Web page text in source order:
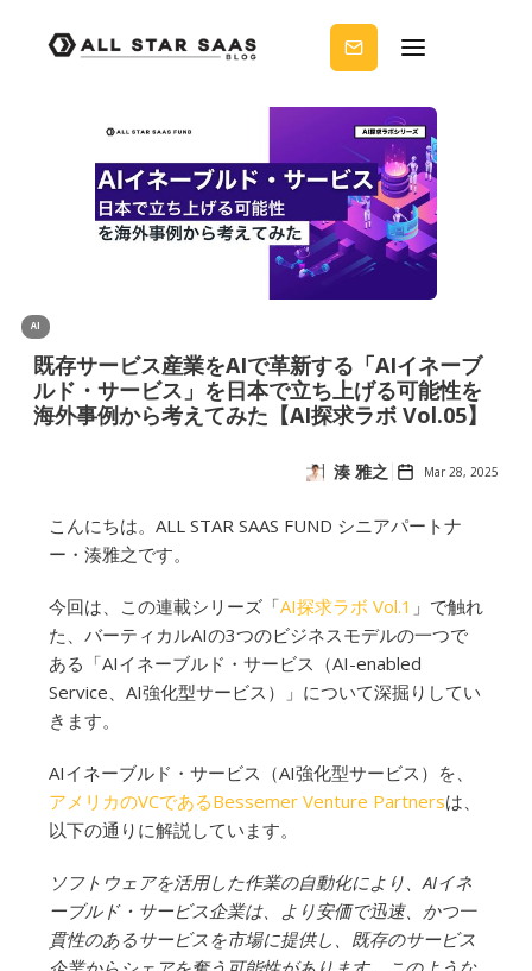
ノウ
ハウ
を受
りま
せん
か？
AI
既存サービス産業をAIで革新する「AIイネーブ
ルド・サービス」を日本で立ち上げる可能性を
海外事例から考えてみた【AI探求ラボ Vol.05】
湊 雅之 Mar 28, 2025
こんにちは。ALL STAR SAAS FUND シニアパートナ
ー・湊雅之です。
今回は、この連載シリーズ「AI探求ラボ Vol.1 」で触れ
た、バーティカルAIの3つのビジネスモデルの一つで
ある「AIイネーブルド・サービス（AI-enabled
Service、AI強化型サービス）」について深掘りしてい
きます。
AIイネーブルド・サービス（AI強化型サービス）を、
アメリカのVCであるBessemer Venture Partnersは、
以下の通りに解説しています。
ソフトウェアを活用した作業の自動化により、AIイネ
ーブルド・サービス企業は、より安価で迅速、かつ一
貫性のあるサービスを市場に提供し、既存のサービス